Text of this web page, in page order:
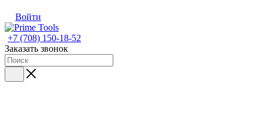
Войти
+7 (708) 150-18-52
Заказать звонок